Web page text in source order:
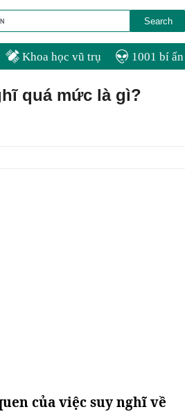
Khoa học vũ trụ 1001 bí ẩn
quá mức là gì?
của việc suy nghĩ về